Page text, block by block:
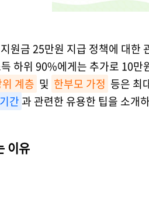
원금 25만원 지급 정책에 대한
하위 90%에게는 추가로 10만
계층 및 한부모 가정 등은 최
간과 관련한 유용한 팁을 소개
이유